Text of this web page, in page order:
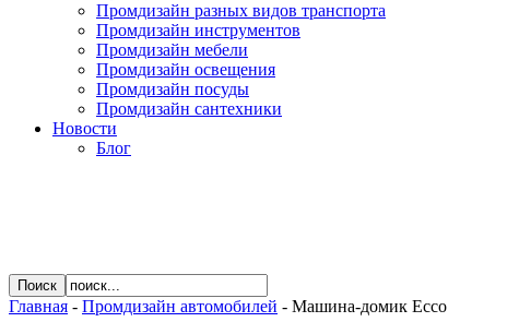
Промдизайн разных видов транспорта
Промдизайн инструментов
Промдизайн мебели
Промдизайн освещения
Промдизайн посуды
Промдизайн сантехники
Новости
Блог
Главная - Промдизайн автомобилей - Машина-домик Ecco